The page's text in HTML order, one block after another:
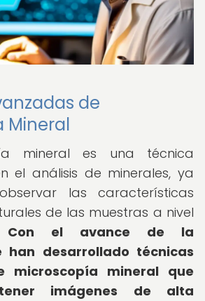
de
Mineral
mineral es una técnica
el análisis de minerales, ya
las características
de las muestras a nivel
Con el avance de la
han desarrollado técnicas
microscopía mineral que
imágenes de alta